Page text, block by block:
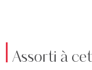
Assorti à